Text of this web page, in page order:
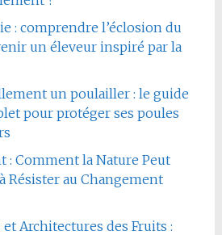
: comprendre l’éclosion du
un éleveur inspiré par la
un poulailler : le guide
pour protéger ses poules
: Comment la Nature Peut
Résister au Changement
Architectures des Fruits :